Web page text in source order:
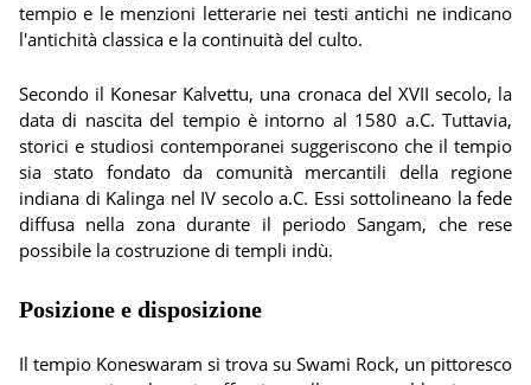
tempio e le menzioni letterarie nei testi antichi ne indicano
l'antichità classica e la continuità del culto.
Secondo il Konesar Kalvettu, una cronaca del XVII secolo, la
data di nascita del tempio è intorno al 1580 a.C. Tuttavia,
storici e studiosi contemporanei suggeriscono che il tempio
sia stato fondato da comunità mercantili della regione
indiana di Kalinga nel IV secolo a.C. Essi sottolineano la fede
diffusa nella zona durante il periodo Sangam, che rese
possibile la costruzione di templi indù.
Posizione e disposizione
Il tempio Koneswaram si trova su Swami Rock, un pittoresco